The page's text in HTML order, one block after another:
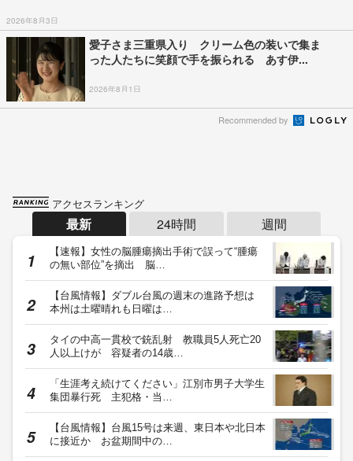
2026年8月3日
愛子さま三重県入り クリーム色の装いで集ま
った人たちに笑顔で手を振られる あす伊...
2026年8月1日
Recommended by
アクセスランキング
最新 24時間 週間
【速報】女性の脳腫瘍摘出手術で誤って“腫瘍
の無い部位”を摘出 脳…
【台風情報】ダブル台風の週末の進路予想は
本州は土曜晴れも日曜は…
タイの中高一貫校で銃乱射 教職員5人死亡20
人以上けが 容疑者の14歳…
「生涯考え続けてください」江別市男子大学生
集団暴行死 主犯格・当…
【台風情報】台風15号は来週、東日本や北日本
に接近か お盆期間中の…